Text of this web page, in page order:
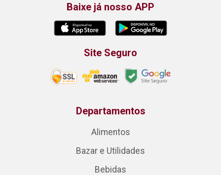
Baixe já nosso APP
Site Seguro
Departamentos
Alimentos
Bazar e Utilidades
Bebidas